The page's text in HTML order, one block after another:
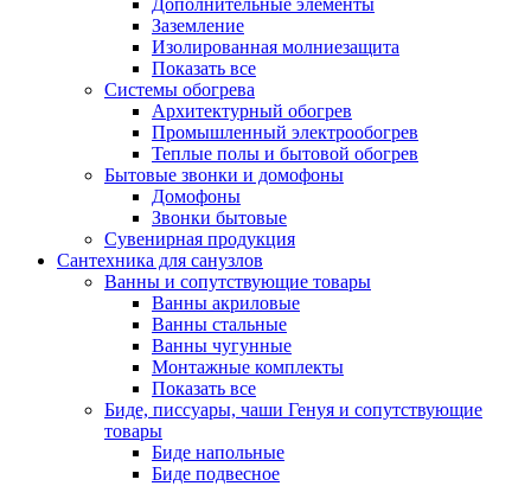
Дополнительные элементы
Заземление
Изолированная молниезащита
Показать все
Системы обогрева
Архитектурный обогрев
Промышленный электрообогрев
Теплые полы и бытовой обогрев
Бытовые звонки и домофоны
Домофоны
Звонки бытовые
Сувенирная продукция
Сантехника для санузлов
Ванны и сопутствующие товары
Ванны акриловые
Ванны стальные
Ванны чугунные
Монтажные комплекты
Показать все
Биде, писсуары, чаши Генуя и сопутствующие
товары
Биде напольные
Биде подвесное